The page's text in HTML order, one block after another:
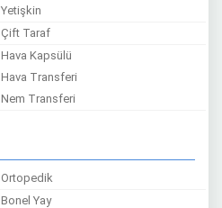
Yetişkin
Çift Taraf
Hava Kapsülü
Hava Transferi
Nem Transferi
Ortopedik
Bonel Yay